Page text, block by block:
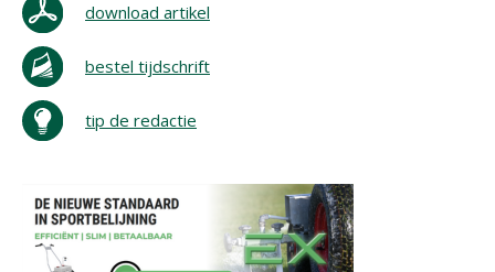
download artikel
bestel tijdschrift
tip de redactie